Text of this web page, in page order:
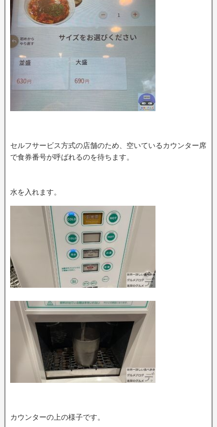
セルフサービス方式の店舗のため、空いているカウンター席
で食券番号が呼ばれるのを待ちます。
水を入れます。
カウンターの上の様子です。